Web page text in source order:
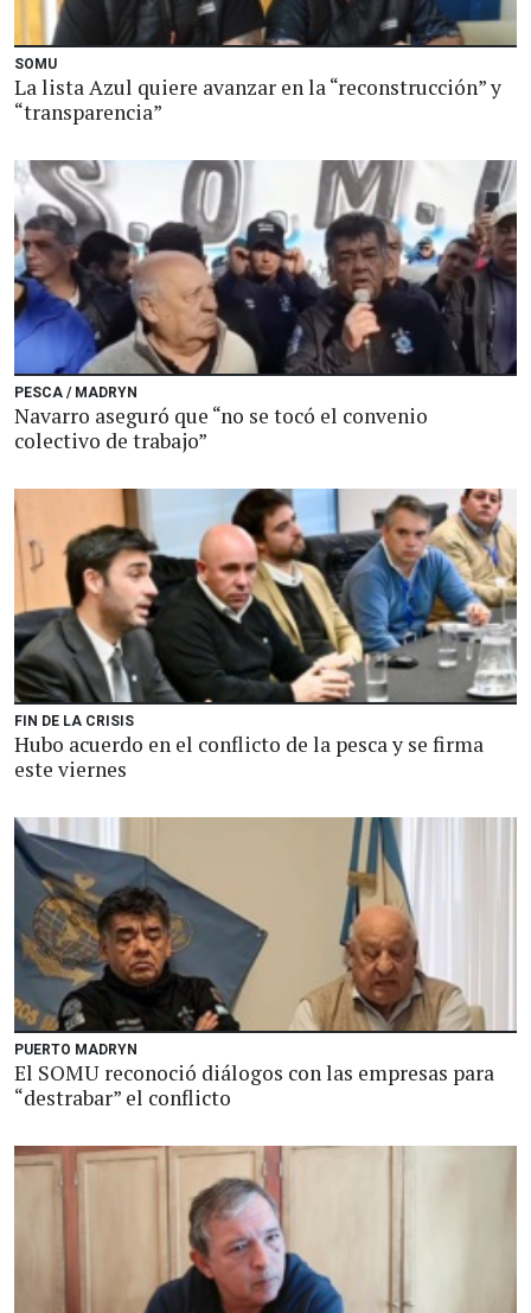
SOMU
La lista Azul quiere avanzar en la “reconstrucción” y
“transparencia”
PESCA / MADRYN
Navarro aseguró que “no se tocó el convenio
colectivo de trabajo”
FIN DE LA CRISIS
Hubo acuerdo en el conflicto de la pesca y se firma
este viernes
PUERTO MADRYN
El SOMU reconoció diálogos con las empresas para
“destrabar” el conflicto